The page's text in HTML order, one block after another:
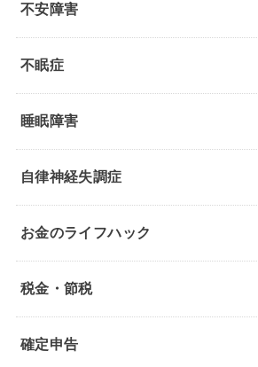
不安障害
不眠症
睡眠障害
自律神経失調症
お金のライフハック
税金・節税
確定申告